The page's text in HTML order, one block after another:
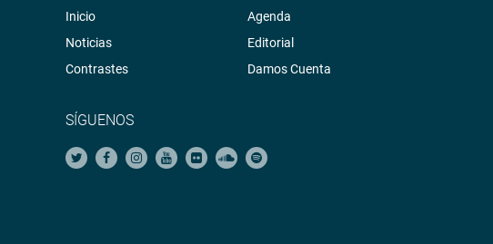
Inicio
Noticias
Contrastes
Agenda
Editorial
Damos Cuenta
SÍGUENOS